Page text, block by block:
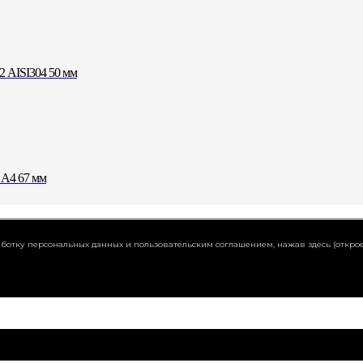
AISI304 50 мм
67 мм
персональных данных и пользовательским соглашением, нажав здесь